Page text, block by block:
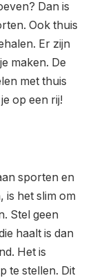
Dan is
Ook thuis
Er zijn
maken. De
met thuis
op een rij!
sporten en
is het slim om
Stel geen
haalt is dan
Het is
te stellen. Dit